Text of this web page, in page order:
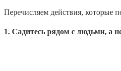
Перечисляем действия, которые
1. Садитесь рядом с людьми, а